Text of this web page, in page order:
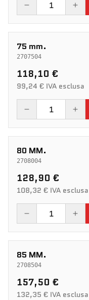
75 mm.
2707504
118,10 €
99,24 € IVA esclusa
80 MM.
2708004
128,90 €
108,32 € IVA esclusa
85 MM.
2708504
157,50 €
132,35 € IVA esclusa